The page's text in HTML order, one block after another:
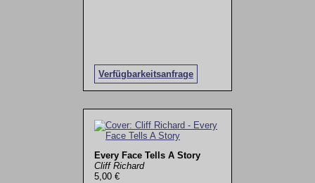
Verfügbarkeitsanfrage
Every Face Tells A Story
Cliff Richard
5,00 €